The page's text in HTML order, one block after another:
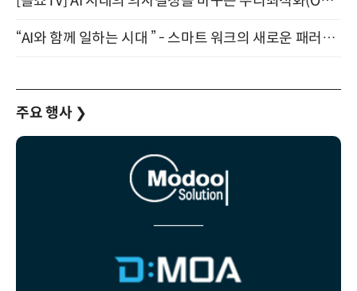
“AI와 함께 일하는 시대 ” - 스마트 워크의 새로운 패러다임 (9/11)
주요 행사 ❯